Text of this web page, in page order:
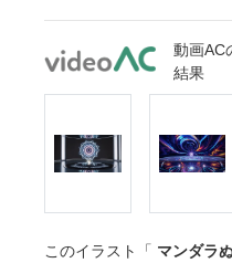
動画AC
結果
このイラスト「 マンダラ